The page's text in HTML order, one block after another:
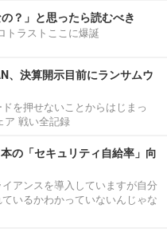
？」と思ったら読むべき
トラストここに爆誕
、決算開示目前にランサムウ
を押せないことからはじまっ
ア 戦い全記録
の「セキュリティ自給率」向
アンスを導入していますが自分
いるかわかっていないんじゃな